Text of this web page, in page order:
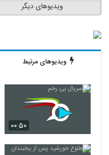
ویدیوهای دیگر
ویدیوهای مرتبط
۰۰:۵۰